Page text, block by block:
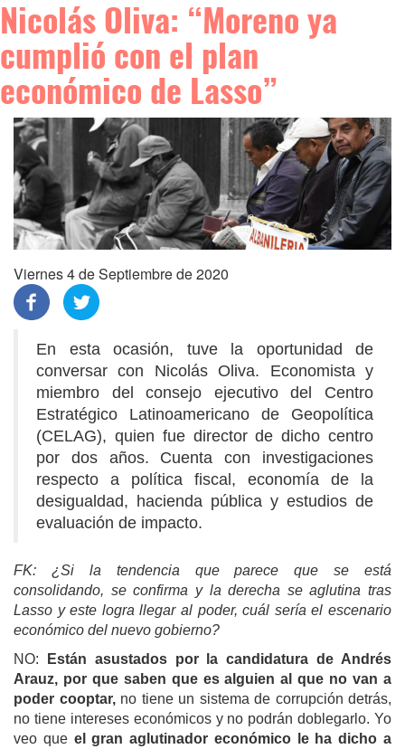
Nicolás Oliva: “Moreno ya
cumplió con el plan
económico de Lasso”
Viernes 4 de Septiembre de 2020
En esta ocasión, tuve la oportunidad de
conversar con Nicolás Oliva. Economista y
miembro del consejo ejecutivo del Centro
Estratégico Latinoamericano de Geopolítica
(CELAG), quien fue director de dicho centro
por dos años. Cuenta con investigaciones
respecto a política fiscal, economía de la
desigualdad, hacienda pública y estudios de
evaluación de impacto.
FK: ¿Si la tendencia que parece que se está
consolidando, se confirma y la derecha se aglutina tras
Lasso y este logra llegar al poder, cuál sería el escenario
económico del nuevo gobierno?
NO:
Están asustados por la candidatura de Andrés
Arauz, por que saben que es alguien al que no van a
poder cooptar,no tiene un sistema de corrupción detrás,
no tiene intereses económicos y no podrán doblegarlo. Yo
veo que el gran aglutinador económico le ha dicho a